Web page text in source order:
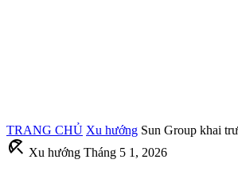
TRANG CHỦ Xu hướng Sun Group khai
beach_access Xu hướng Tháng 5 1, 2026